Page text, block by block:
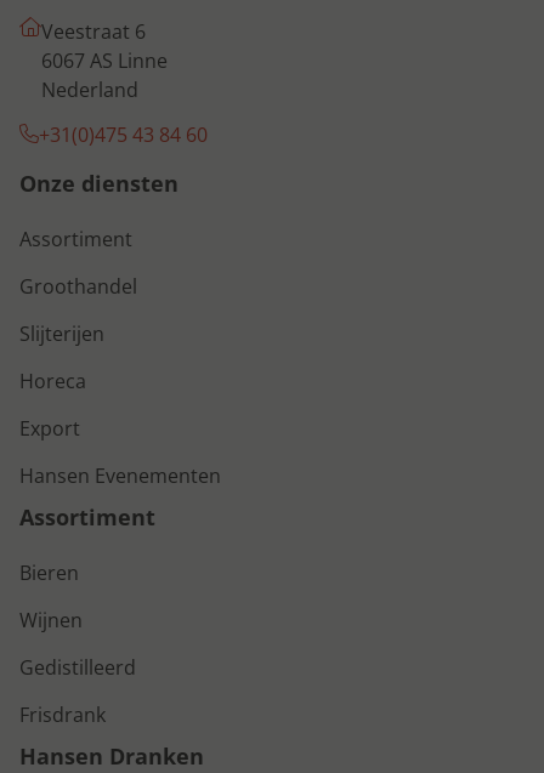
Veestraat 6
6067 AS Linne
Nederland
+31(0)475 43 84 60
Onze diensten
Assortiment
Groothandel
Slijterijen
Horeca
Export
Hansen Evenementen
Assortiment
Bieren
Wijnen
Gedistilleerd
Frisdrank
Hansen Dranken